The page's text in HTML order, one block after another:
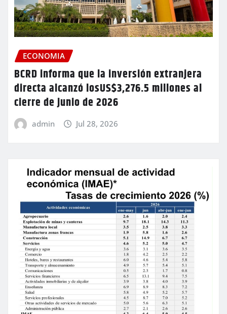
ECONOMIA
BCRD informa que la inversión extranjera
directa alcanzó losUS$3,276.5 millones al
cierre de junio de 2026
admin Jul 28, 2026